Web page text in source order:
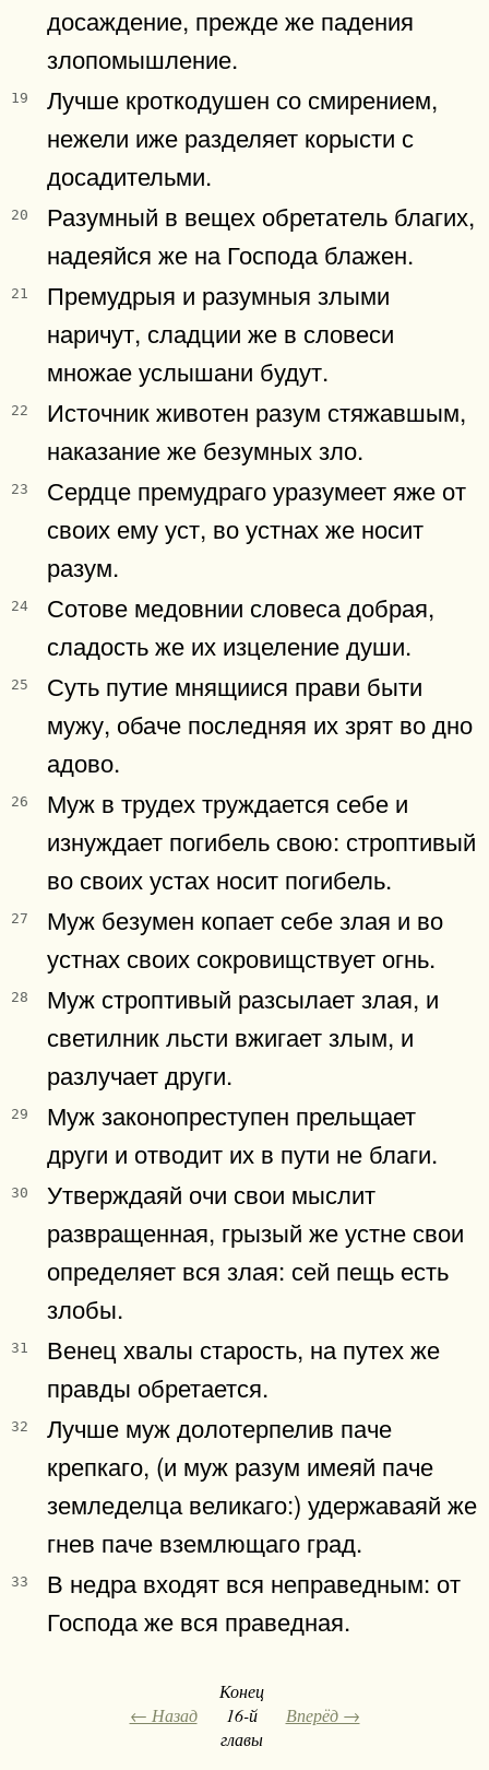
досаждение, прежде же падения
злопомышление.
19
Лучше кроткодушен со смирением,
нежели иже разделяет корысти с
досадительми.
20
Разумный в вещех обретатель благих,
надеяйся же на Господа блажен.
21
Премудрыя и разумныя злыми
наричут, сладции же в словеси
множае услышани будут.
22
Источник животен разум стяжавшым,
наказание же безумных зло.
23
Сердце премудраго уразумеет яже от
своих ему уст, во устнах же носит
разум.
24
Сотове медовнии словеса добрая,
сладость же их изцеление души.
25
Суть путие мнящиися прави быти
мужу, обаче последняя их зрят во дно
адово.
26
Муж в трудех труждается себе и
изнуждает погибель свою: строптивый
во своих устах носит погибель.
27
Муж безумен копает себе злая и во
устнах своих сокровищствует огнь.
28
Муж строптивый разсылает злая, и
светилник льсти вжигает злым, и
разлучает други.
29
Муж законопреступен прельщает
други и отводит их в пути не благи.
30
Утверждаяй очи свои мыслит
развращенная, грызый же устне свои
определяет вся злая: сей пещь есть
злобы.
31
Венец хвалы старость, на путех же
правды обретается.
32
Лучше муж долотерпелив паче
крепкаго, (и муж разум имеяй паче
земледелца великаго:) удержаваяй же
гнев паче вземлющаго град.
33
В недра входят вся неправедным: от
Господа же вся праведная.
← Назад
Конец
16-й
главы
Вперёд →